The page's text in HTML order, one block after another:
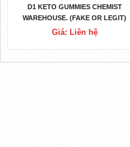
D1 KETO GUMMIES CHEMIST
WAREHOUSE. (FAKE OR LEGIT)
WHERE TO BUY D1 KETO GUMMIES
Giá: Liên hệ